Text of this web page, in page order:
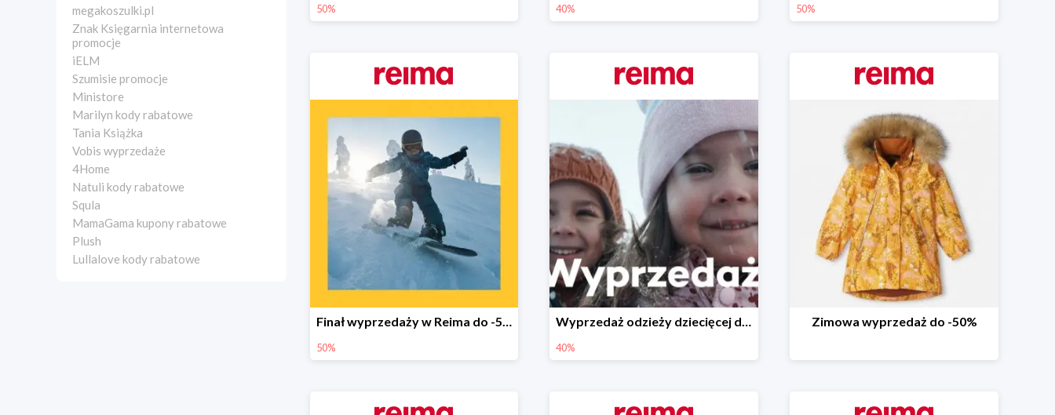
megakoszulki.pl
Znak Księgarnia internetowa
promocje
iELM
Szumisie promocje
Ministore
Marilyn kody rabatowe
Tania Książka
Vobis wyprzedaże
4Home
Natuli kody rabatowe
Squla
MamaGama kupony rabatowe
Plush
Lullalove kody rabatowe
50% 40% 50%
Finał wyprzedaży w Reima do -50%
50%
Wyprzedaż odzieży dziecięcej do -40%
40%
Zimowa wyprzedaż do -50%